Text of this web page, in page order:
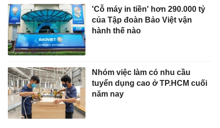
'Cỗ máy in tiền' hơn 290.000 tỷ
của Tập đoàn Bảo Việt vận
hành thế nào
Nhóm việc làm có nhu cầu
tuyển dụng cao ở TP.HCM cuối
năm nay